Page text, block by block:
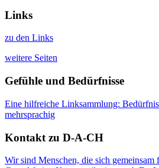
Links
zu den Links
weitere Seiten
Gefühle und Bedürfnisse
Eine hilfreiche Linksammlung:
mehrsprachig
Kontakt zu D-A-CH
Wir sind Menschen, die sich gemeinsam